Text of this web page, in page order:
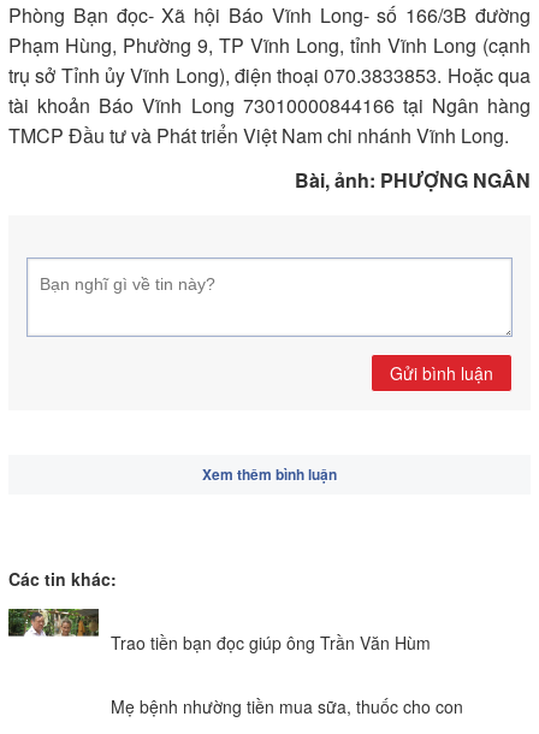
Phòng Bạn đọc- Xã hội Báo Vĩnh Long- số 166/3B đường
Phạm Hùng, Phường 9, TP Vĩnh Long, tỉnh Vĩnh Long (cạnh
trụ sở Tỉnh ủy Vĩnh Long), điện thoại 070.3833853. Hoặc qua
tài khoản Báo Vĩnh Long 73010000844166 tại Ngân hàng
TMCP Đầu tư và Phát triển Việt Nam chi nhánh Vĩnh Long.
Bài, ảnh: PHƯỢNG NGÂN
Gửi bình luận
Xem thêm bình luận
Các tin khác:
Trao tiền bạn đọc giúp ông Trần Văn Hùm
Mẹ bệnh nhường tiền mua sữa, thuốc cho con